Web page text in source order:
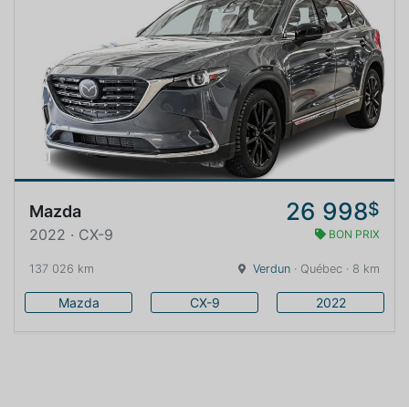
Mazda 26 998$
2022 · CX-9 BON PRIX
137 026 km Verdun · Québec · 8 km
Mazda CX-9 2022